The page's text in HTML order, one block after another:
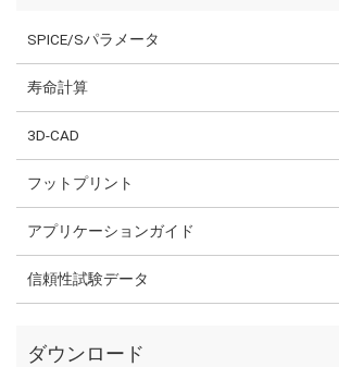
SPICE/Sパラメータ
寿命計算
3D-CAD
フットプリント
アプリケーションガイド
信頼性試験データ
ダウンロード